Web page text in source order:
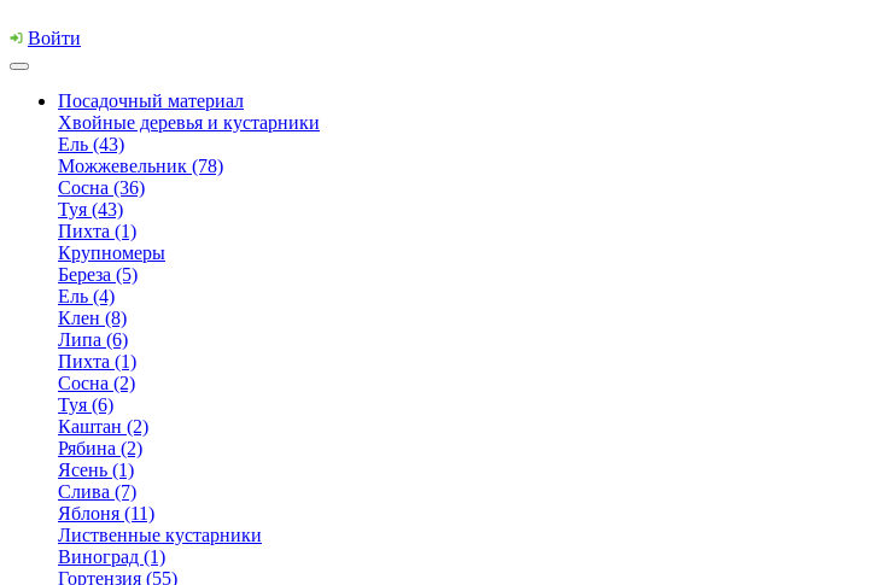
Войти
Посадочный материал
Хвойные деревья и кустарники
Ель (43)
Можжевельник (78)
Сосна (36)
Туя (43)
Пихта (1)
Крупномеры
Береза (5)
Ель (4)
Клен (8)
Липа (6)
Пихта (1)
Сосна (2)
Туя (6)
Каштан (2)
Рябина (2)
Ясень (1)
Слива (7)
Яблоня (11)
Лиственные кустарники
Виноград (1)
Гортензия (55)